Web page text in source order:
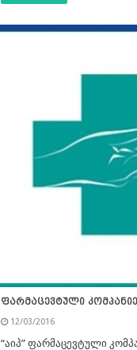
ფარმაცევტული
12/03/2016
“აიპ” ფარმაცევტული